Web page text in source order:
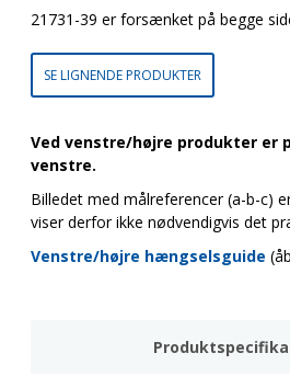
21731-39 er forsænket på begge
SE LIGNENDE PRODUKTER
Ved venstre/højre produkter er
venstre.
Billedet med målreferencer (a-b-c)
viser derfor ikke nødvendigvis det
Venstre/højre hængselsguide